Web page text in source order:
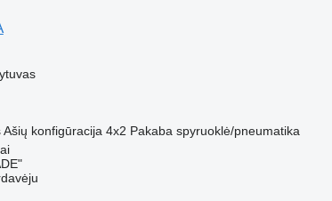
Ašių konfigūracija 4x2 Pakaba spyruoklė/pneumatika